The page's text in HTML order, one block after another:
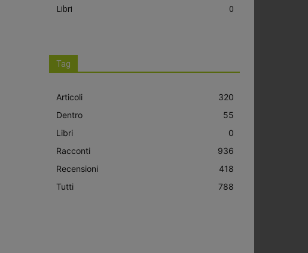
Libri
0
Tag
Articoli
320
Dentro
55
Libri
0
Racconti
936
Recensioni
418
Tutti
788